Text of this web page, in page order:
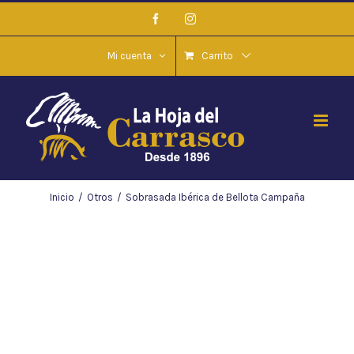
al
FacebookInstagram
Mi cuenta Carrito
Inicio / Otros / Sobrasada Ibérica de Bellota Campaña